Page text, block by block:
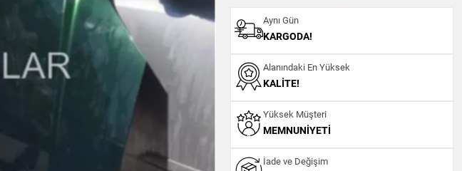
Aynı Gün
KARGODA!
Alanındaki En Yüksek
KALITE!
Yüksek Müşteri
MEMNUNIYETI
İade ve Değişim